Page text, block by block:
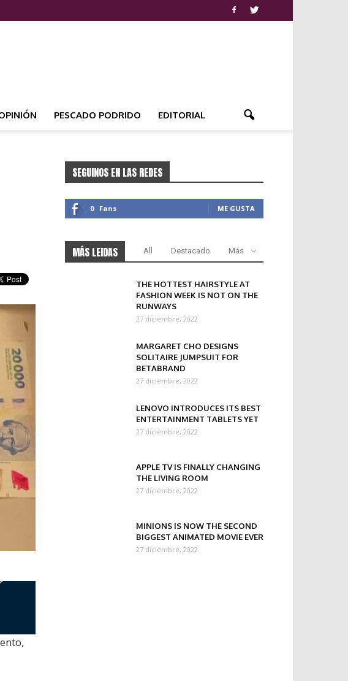
PESCADO PODRIDO EDITORIAL
SEGUINOS EN LAS REDES
0 Fans ME GUSTA
MÁS LEIDAS All Destacado Más
THE HOTTEST HAIRSTYLE AT
FASHION WEEK IS NOT ON THE
RUNWAYS
27 diciembre, 2022
MARGARET CHO DESIGNS
SOLITAIRE JUMPSUIT FOR
BETABRAND
27 diciembre, 2022
LENOVO INTRODUCES ITS BEST
ENTERTAINMENT TABLETS YET
27 diciembre, 2022
APPLE TV IS FINALLY CHANGING
THE LIVING ROOM
27 diciembre, 2022
MINIONS IS NOW THE SECOND
BIGGEST ANIMATED MOVIE EVER
27 diciembre, 2022